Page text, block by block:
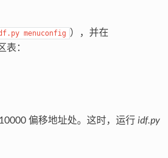
menuconfig
），并在
表：
偏移地址处。这时，运行 idf.py